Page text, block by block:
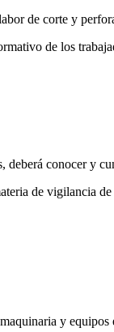
de corte y
de los
deberá conocer y
de vigilancia
y